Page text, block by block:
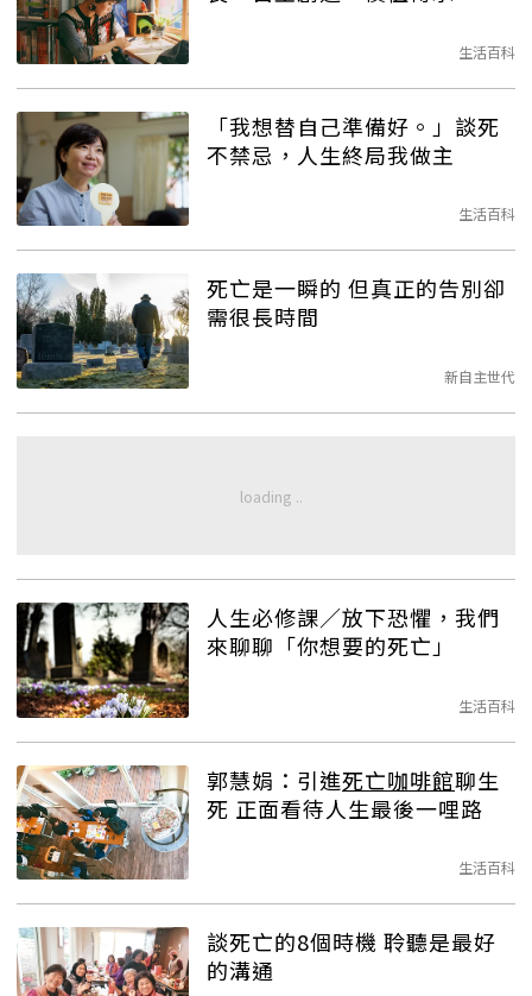
生活百科
「我想替自己準備好。」談死
不禁忌，人生終局我做主
生活百科
死亡是一瞬的 但真正的告別卻
需很長時間
新自主世代
人生必修課／放下恐懼，我們
來聊聊「你想要的死亡」
生活百科
郭慧娟：引進死亡咖啡館聊生
死 正面看待人生最後一哩路
生活百科
談死亡的8個時機 聆聽是最好
的溝通